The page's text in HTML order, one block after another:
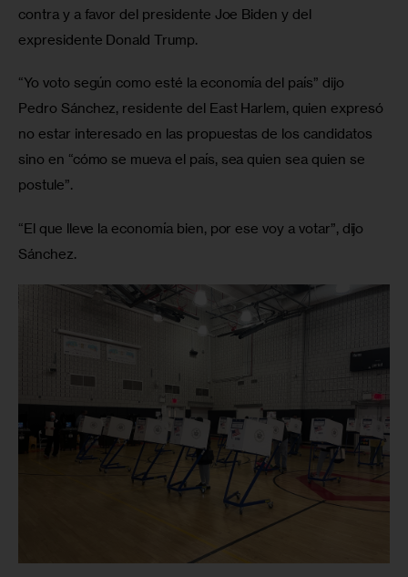
contra y a favor del presidente Joe Biden y del
expresidente Donald Trump.
“Yo voto según como esté la economía del país” dijo
Pedro Sánchez, residente del East Harlem, quien expresó
no estar interesado en las propuestas de los candidatos
sino en “cómo se mueva el país, sea quien sea quien se
postule”.
“El que lleve la economía bien, por ese voy a votar”, dijo
Sánchez.